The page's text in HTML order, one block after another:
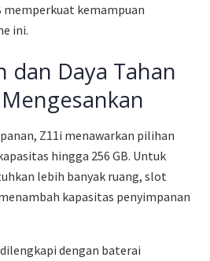
memperkuat kemampuan
ini.
dan Daya Tahan
Z11i menawarkan pilihan
hingga 256 GB. Untuk
lebih banyak ruang, slot
kapasitas penyimpanan
dilengkapi dengan baterai